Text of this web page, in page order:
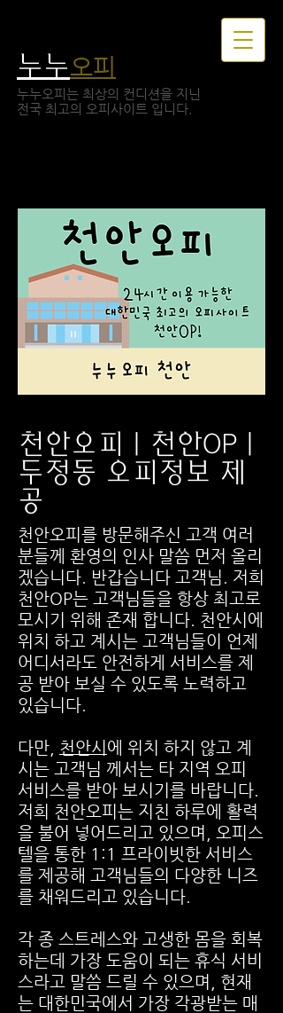
누누오피
누누오피는 최상의 컨디션을 지닌
​전국 최고의 오피사이트 입니다.
천안오피 | 천안OP |
두정동 오피정보 제
공
천안오피를 방문해주신 고객 여러
분들께 환영의 인사 말씀 먼저 올리
겠습니다. 반갑습니다 고객님. 저희
천안OP는 고객님들을 항상 최고로
모시기 위해 존재 합니다. 천안시에
위치 하고 계시는 고객님들이 언제
어디서라도 안전하게 서비스를 제
공 받아 보실 수 있도록 노력하고
있습니다.
다만, 천안시 에 위치 하지 않고 계
시는 고객님 께서는 타 지역 오피
서비스를 받아 보시기를 바랍니다.
저희 천안오피는 지친 하루에 활력
을 불어 넣어드리고 있으며, 오피스
텔을 통한 1:1 프라이빗한 서비스
를 제공해 고객님들의 다양한 니즈
를 채워드리고 있습니다.
각 종 스트레스와 고생한 몸을 회복
하는데 가장 도움이 되는 휴식 서비
스라고 말씀 드릴 수 있으며, 현재
는 대한민국에서 가장 각광받는 매